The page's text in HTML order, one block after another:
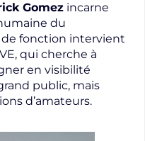
Gomez incarne
du
de fonction intervient
qui cherche à
en visibilité
public, mais
d’amateurs.